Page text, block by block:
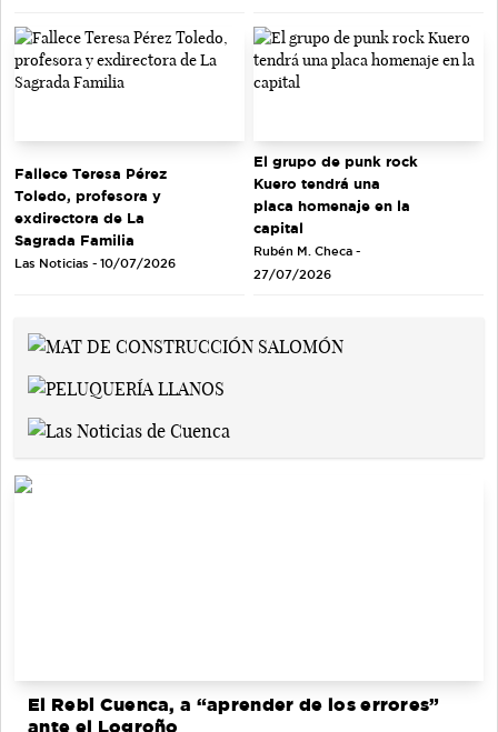
Fallece Teresa Pérez
Toledo, profesora y
exdirectora de La
Sagrada Familia
Las Noticias - 10/07/2026
El grupo de punk rock
Kuero tendrá una
placa homenaje en la
capital
Rubén M. Checa -
27/07/2026
El Rebi Cuenca, a “aprender de los errores”
ante el Logroño